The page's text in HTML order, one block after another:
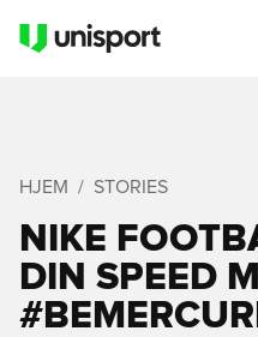
HJEM STORIES
NIKE
DIN SPEED